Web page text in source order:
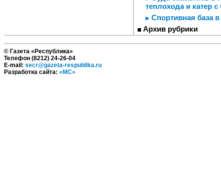
теплохода и катер
Спортивная база
Архив рубрики
© Газета «Республика»
Телефон (8212) 24-26-04
E-mail: secr@gazeta-respublika.ru
Разработка сайта: «МС»